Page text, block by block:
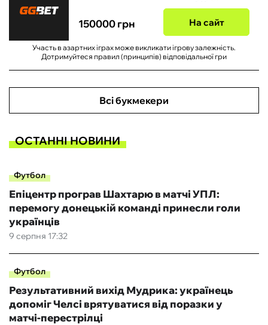
150000 грн На сайт
Участь в азартних іграх може викликати ігрову залежність.
Дотримуйтеся правил (принципів) відповідальної гри
Всі букмекери
ОСТАННІ НОВИНИ
Футбол
9 серпня 17:32
Епіцентр програв Шахтарю в матчі УПЛ:
перемогу донецькій команді принесли голи
українців
Футбол
Результативний вихід Мудрика: українець
допоміг Челсі врятуватися від поразки у
матчі-перестрілці